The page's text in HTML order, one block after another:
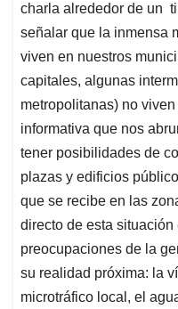
charla alrededor de un
señalar que la inmensa
viven en nuestros
capitales, algunas
metropolitanas) no
informativa que nos
tener posibilidades de
plazas y edificios
que se recibe en las
directo de esta
preocupaciones de la
su realidad próxima: la
microtráfico local, el